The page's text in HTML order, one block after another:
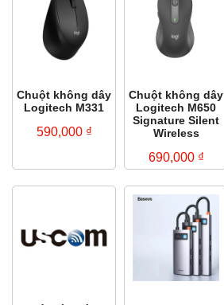
Chuột không dây
Logitech M331
590,000 ₫
Chuột không dây
Logitech M650
Signature Silent
Wireless
690,000 ₫